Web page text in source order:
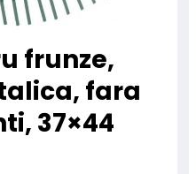
frunze,
fara
37×44